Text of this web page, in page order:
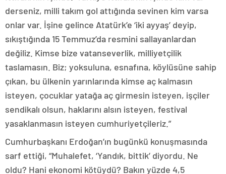
derseniz, milli takım gol attığında sevinen kim varsa
onlar var. İşine gelince Atatürk’e ‘iki ayyaş’ deyip,
sıkıştığında 15 Temmuz’da resmini sallayanlardan
değiliz. Kimse bize vatanseverlik, milliyetçilik
taslamasın. Biz; yoksuluna, esnafına, köylüsüne sahip
çıkan, bu ülkenin yarınlarında kimse aç kalmasın
isteyen, çocuklar yatağa aç girmesin isteyen, işçiler
sendikalı olsun, haklarını alsın isteyen, festival
yasaklanmasın isteyen cumhuriyetçileriz.”
Cumhurbaşkanı Erdoğan’ın bugünkü konuşmasında
sarf ettiği, “Muhalefet, ‘Yandık, bittik’ diyordu. Ne
oldu? Hani ekonomi kötüydü? Bakın yüzde 4,5